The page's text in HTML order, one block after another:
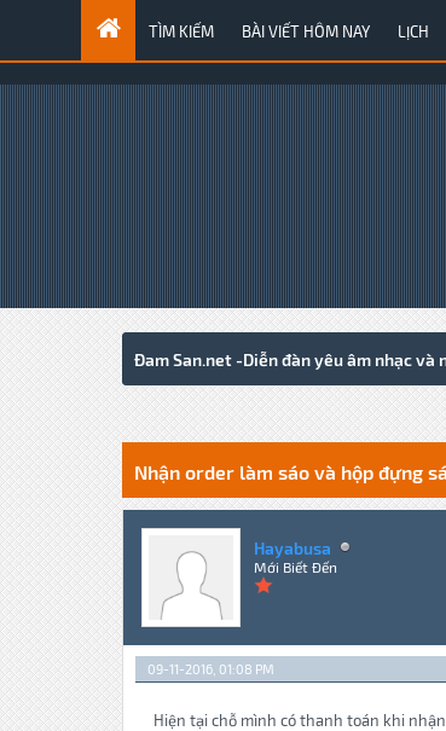
TÌM KIẾM BÀI VIẾT HÔM NAY LỊCH
Đam San.net -Diễn đàn yêu âm nhạc và
0 Votes - 0 Average
1
2
3
4
5
Nhận order làm sáo và hộp đựng
Hayabusa
Mới Biết Đến
09-11-2016, 01:08 PM
Hiện tại chỗ mình có thanh toán khi